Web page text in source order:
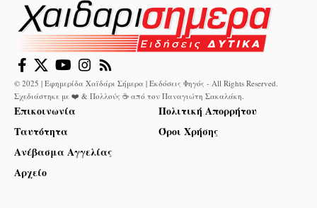
© 2025 | Εφημερίδα Χαϊδάρι Σήμερα | Εκδόσεις Φηγός - All Rights Reserved.
Σχεδιάστηκε με ❤️ & Πολλούς ☕ από τον Παναγιώτη Σακαλάκη
Επικοινωνία
Ταυτότητα
Ανέβασμα Αγγελίας
Αρχείο
Πολιτική Απορρήτου
Όροι Χρήσης